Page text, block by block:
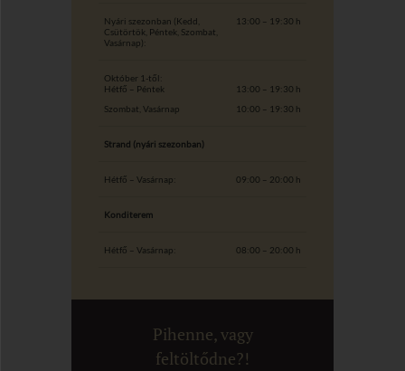
Nyári szezonban (Kedd,
Csütörtök, Péntek, Szombat,
Vasárnap):
13:00 – 19:30 h
Október 1-től:
Hétfő – Péntek
Szombat, Vasárnap
13:00 – 19:30 h
10:00 – 19:30 h
Strand (nyári szezonban)
Hétfő – Vasárnap: 09:00 – 20:00 h
Konditerem
Hétfő – Vasárnap: 08:00 – 20:00 h
Pihenne, vagy
feltöltődne?!